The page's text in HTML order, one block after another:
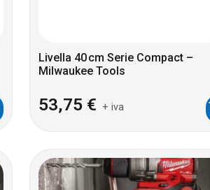
Livella 40 cm Serie Compact –
Milwaukee Tools
53,75 € + iva